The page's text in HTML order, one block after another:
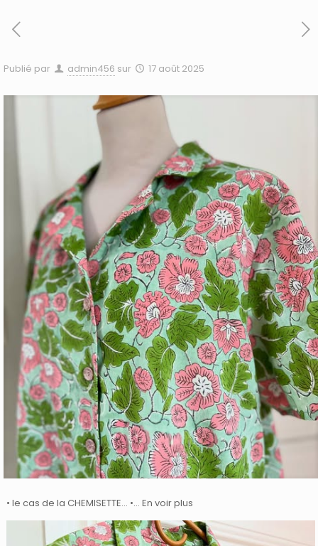
Publié par admin456 sur 17 août 2025
• le cas de la CHEMISETTE… •… En voir plus